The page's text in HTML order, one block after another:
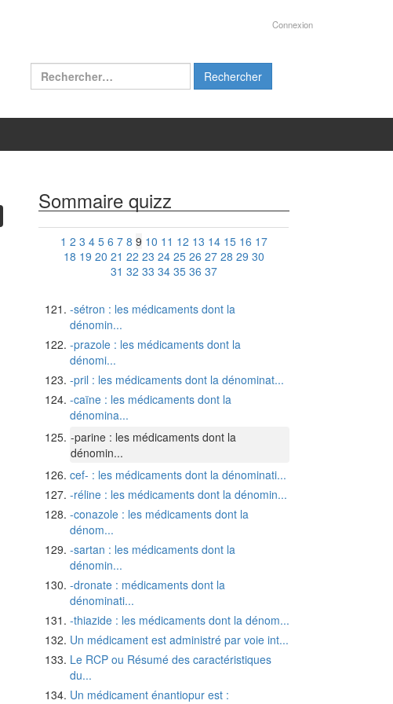
Connexion
Rechercher :
Sommaire quizz
1 2 3 4 5 6 7 8 9 10 11 12 13 14 15 16 17
18 19 20 21 22 23 24 25 26 27 28 29 30
31 32 33 34 35 36 37
-sétron : les médicaments dont la
dénomin...
-prazole : les médicaments dont la
dénomi...
-pril : les médicaments dont la dénominat...
-caïne : les médicaments dont la
dénomina...
-parine : les médicaments dont la
dénomin...
cef- : les médicaments dont la dénominati...
-réline : les médicaments dont la dénomin...
-conazole : les médicaments dont la
dénom...
-sartan : les médicaments dont la
dénomin...
-dronate : médicaments dont la
dénominati...
-thiazide : les médicaments dont la dénom...
Un médicament est administré par voie int...
Le RCP ou Résumé des caractéristiques
du...
Un médicament énantiopur est :